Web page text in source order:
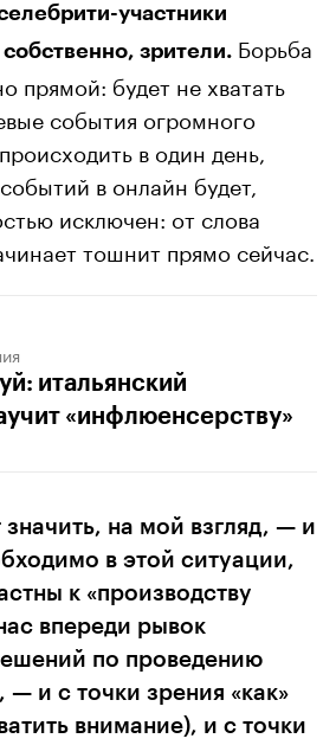
участники
зрители. Борьба
прямой: будет не хватать
события огромного
в один день,
в онлайн будет,
исключен: от слова
тошнит прямо сейчас.
итальянский
«инфлюенсерству»
значить, на мой взгляд, — и
в этой ситуации,
к «производству
впереди рывок
по проведению
и с точки зрения «как»
внимание), и с точки